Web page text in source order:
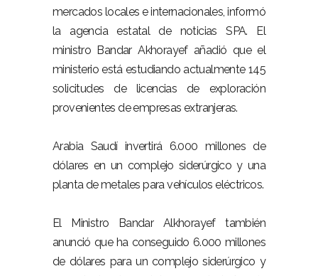
mercados locales e internacionales, informó
la agencia estatal de noticias SPA. El
ministro Bandar Akhorayef añadió que el
ministerio está estudiando actualmente 145
solicitudes de licencias de exploración
provenientes de empresas extranjeras.
Arabia Saudí invertirá 6.000 millones de
dólares en un complejo siderúrgico y una
planta de metales para vehículos eléctricos.
El Ministro Bandar Alkhorayef también
anunció que ha conseguido 6.000 millones
de dólares para un complejo siderúrgico y